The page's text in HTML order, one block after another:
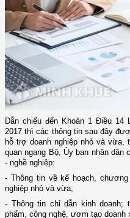
Dẫn chiếu đến Khoản 1 Điều 14
2017 thì các thông tin sau đây
hỗ trợ doanh nghiệp nhỏ và
quan ngang Bộ, Ủy ban nhân
- nghề nghiệp:
- Thông tin về kế hoạch,
nghiệp nhỏ và vừa;
- Thông tin chỉ dẫn kinh
phẩm, công nghệ, ươm tạo doanh